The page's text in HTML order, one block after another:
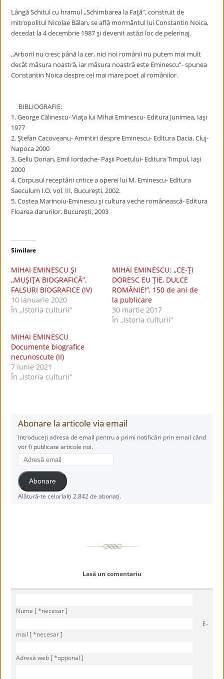
Lângă Schitul cu hramul ,,Schimbarea la Faţă”, construit de
mitropolitul Nicolae Bălan, se află mormântul lui Constantin Noica,
decedat la 4 decembrie 1987 şi devenit astăzi loc de pelerinaj.
,,Arborii nu cresc până la cer, nici noi românii nu putem mai mult
decât măsura noastră, iar măsura noastră este Eminescu”- spunea
Constantin Noica despre cel mai mare poet al românilor.
BIBLIOGRAFIE:
1. George Călinescu- Viaţa lui Mihai Eminescu- Editura Junimea, Iaşi
1977
2. Ştefan Cacoveanu- Amintiri despre Eminescu- Editura Dacia, Cluj-
Napoca 2000
3. Gellu Dorian, Emil Iordache- Paşii Poetului- Editura Timpul, Iaşi
2000
4. Corpusul receptării critice a operei lui M. Eminescu- Editura
Saeculum I.O, vol. III, Bucureşti, 2002.
5. Costea Marinoiu-Eminescu şi cultura veche românească- Editura
Floarea darurilor, Bucureşti, 2003
Similare
MIHAI EMINESCU ŞI
,,MUŞIŢA BIOGRAFICĂ”.
FALSURI BIOGRAFICE (IV)
10 ianuarie 2020
În „Istoria culturii”
MIHAI EMINESCU: ,,CE-ŢI
DORESC EU ŢIE, DULCE
ROMÂNIE!”, 150 de ani de
la publicare
30 martie 2017
În „Istoria culturii”
MIHAI EMINESCU
Documente biografice
necunoscute (II)
7 iunie 2021
În „Istoria culturii”
Abonare la articole via email
Introduceți adresa de email pentru a primi notificări prin email când
vor fi publicate articole noi.
Adresă
email
Abonare
Alătură-te celorlalți 2.842 de abonați.
Lasă un comentariu
Nume [ *necesar ]
E-
mail [ *necesar ]
Adresă web [ *opţional ]